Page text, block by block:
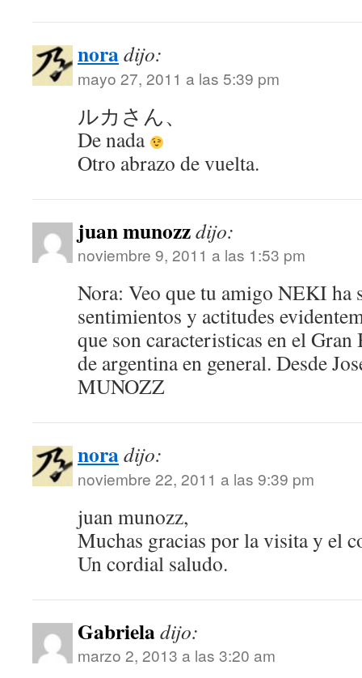
noradijo:
mayo 27, 2011 a las 5:39 pm
ルカさん、
De nada
Otro abrazo de vuelta.
juan munozzdijo:
noviembre 9, 2011 a las 1:53 pm
Nora: Veo que tu amigo NEKI ha
sentimientos y actitudes
que son caracteristicas en el
de argentina en general. Desde
MUNOZZ
noradijo:
noviembre 22, 2011 a las 9:39 pm
juan munozz,
Muchas gracias por la visita y el
Un cordial saludo.
Gabrieladijo:
marzo 2, 2013 a las 3:20 am